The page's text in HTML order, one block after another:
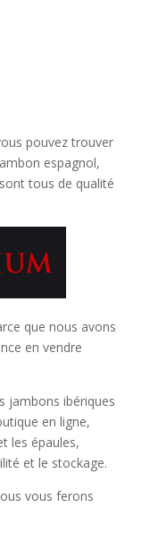
pouvez trouver
espagnol,
tous de qualité
que nous avons
en vendre
jambons ibériques
en ligne,
les épaules,
et le stockage.
vous ferons